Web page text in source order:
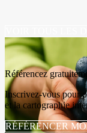
Référencez
Inscrivez-vous pour
et la cartographie
RÉFÉRENCER